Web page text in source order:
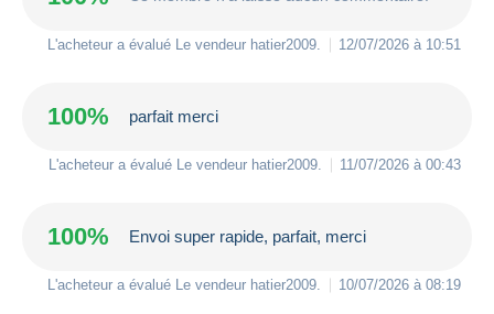
L'acheteur a évalué Le vendeur hatier2009 12/07/2026 à 10:51
100% parfait merci
L'acheteur a évalué Le vendeur hatier2009 11/07/2026 à 00:43
100% Envoi super rapide, parfait, merci
L'acheteur a évalué Le vendeur hatier2009 10/07/2026 à 08:19